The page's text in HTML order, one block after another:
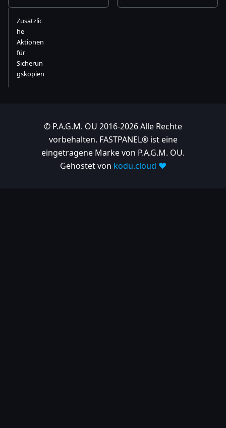
Zusätzlic
he
Aktionen
für
Sicherun
gskopien
© P.A.G.M. OU 2016-2026 Alle Rechte
vorbehalten. FASTPANEL® ist eine
eingetragene Marke von P.A.G.M. OU.
Gehostet von kodu.cloud ❤️